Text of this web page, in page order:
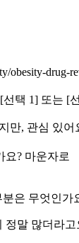
obesity-drug-
선택 1] 또는 [
만, 관심 있어
요? 마운자로
분은 무엇인
정말 많더라고